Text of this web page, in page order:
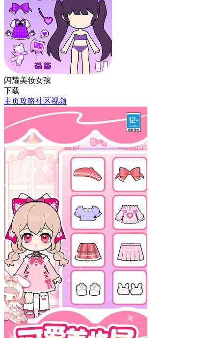
闪耀美妆女孩
下载
主页攻略社区视频